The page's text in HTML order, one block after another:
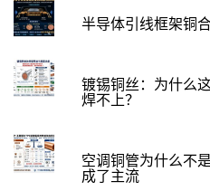
半导体引线框架铜
镀锡铜丝：为什么
焊不上？
空调铜管为什么不
成了主流